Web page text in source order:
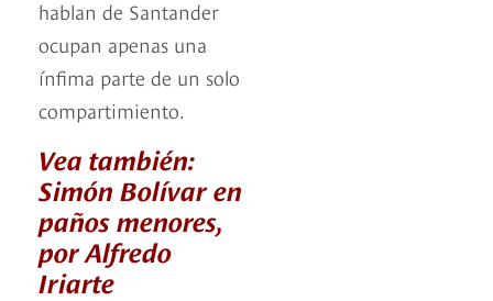
hablan de Santander
ocupan apenas una
ínfima parte de un solo
compartimiento.
Vea también:
Simón Bolívar en
paños menores,
por Alfredo
Iriarte